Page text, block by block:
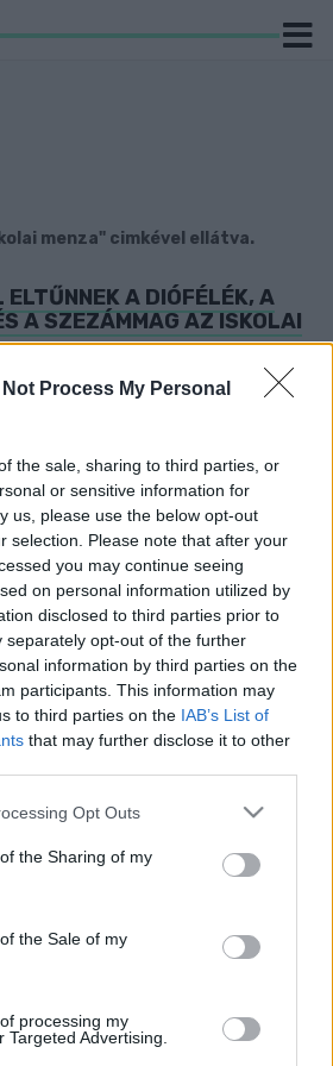
Not Process My Personal
the sale, sharing to third parties, or
or sensitive information for
us, please use the below opt-out
selection. Please note that after your
you may continue seeing
on personal information utilized by
disclosed to third parties prior to
separately opt-out of the further
information by third parties on the
participants. This information may
to third parties on the IAB’s List of
that may further disclose it to other
app uses one or more Google
or usage behaviour. You may click to
to Google and its third-party tags to
specified purposes in below Google
Opt Outs
the Sharing of my
the Sale of my
processing my
Targeted Advertising.
menza" cimkével ellátva.
A DIÓFÉLÉK, A
A SZEZÁMMAG AZ ISKOLAI
Egyesület javaslata, miután
IDEJÉN
AZ
CSABA ANDRÁS, HA A
kapcsán kérdeztünk rá erre
és az iskola vezetésénél
szülei hozzájárultak-e ahhoz, hogy
együtt szerepeljenek a
FERTŐZTÉK MEG A
ÉTELT?
TÖRTÉNT
KÖRÜLMÉNYEIT
a bokáját.
TÖBBSZÁZ